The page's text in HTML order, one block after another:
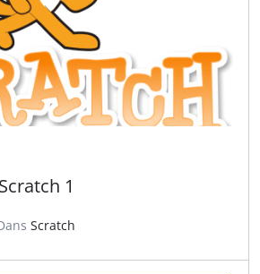
1
Scratch